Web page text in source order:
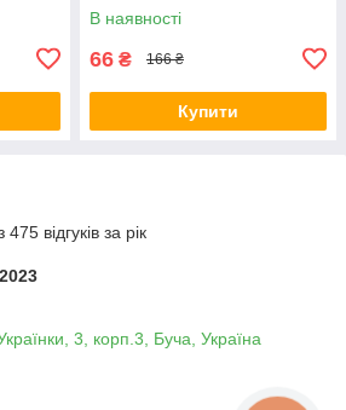
В наявності
66 ₴ 166 ₴
Купити
відгуків за рік
3, корп.3, Буча, Україна